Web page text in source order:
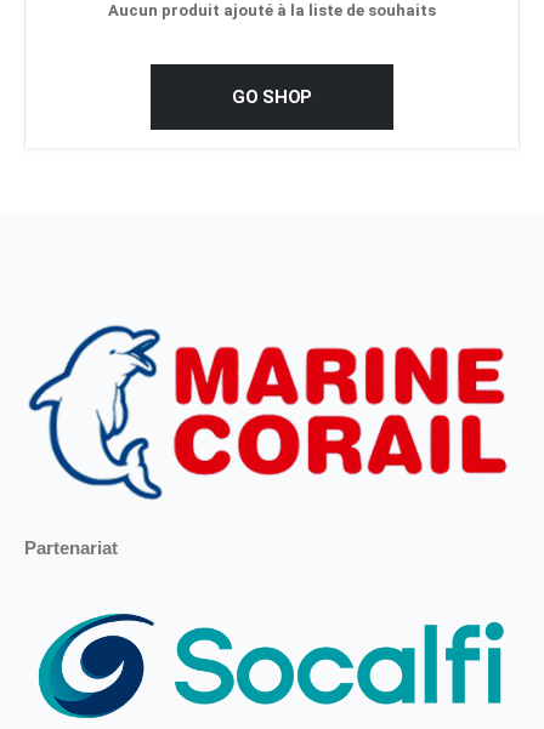
Aucun produit ajouté à la liste de souhaits
GO SHOP
Partenariat